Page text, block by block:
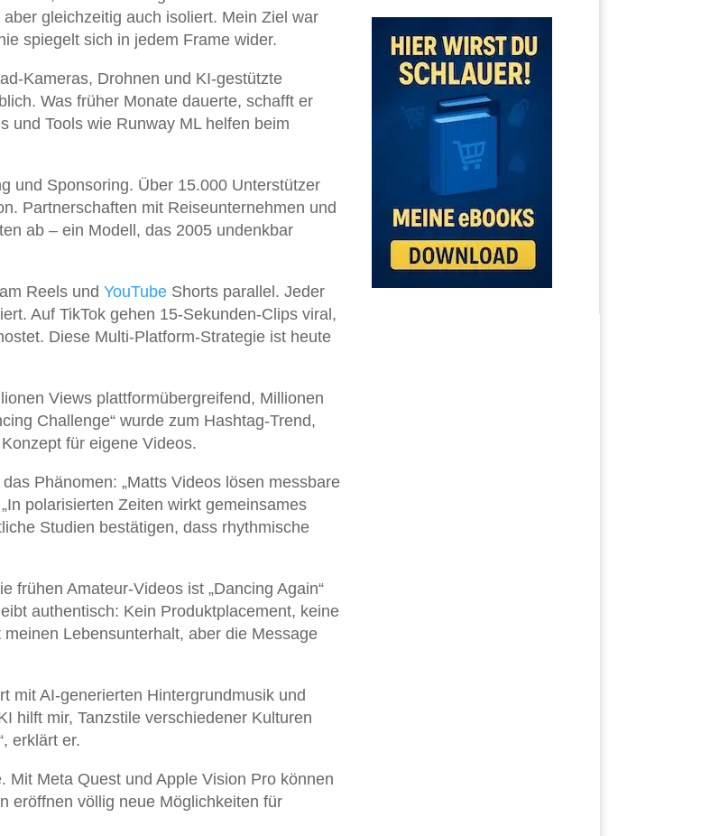
gleichzeitig auch isoliert. Mein Ziel war
spiegelt sich in jedem Frame wider.
Kameras, Drohnen und KI-gestützte
Was früher Monate dauerte, schafft er
und Tools wie Runway ML helfen beim
und Sponsoring. Über 15.000 Unterstützer
Partnerschaften mit Reiseunternehmen und
ab – ein Modell, das 2005 undenkbar
Reels und YouTube Shorts parallel. Jeder
Auf TikTok gehen 15-Sekunden-Clips viral,
Diese Multi-Platform-Strategie ist heute
Views plattformübergreifend, Millionen
Challenge“ wurde zum Hashtag-Trend,
für eigene Videos.
Phänomen: „Matts Videos lösen messbare
polarisierten Zeiten wirkt gemeinsames
Studien bestätigen, dass rhythmische
frühen Amateur-Videos ist „Dancing Again“
authentisch: Kein Produktplacement, keine
Lebensunterhalt, aber die Message
mit AI-generierten Hintergrundmusik und
hilft mir, Tanzstile verschiedener Kulturen
erklärt er.
Mit Meta Quest und Apple Vision Pro können
eröffnen völlig neue Möglichkeiten für